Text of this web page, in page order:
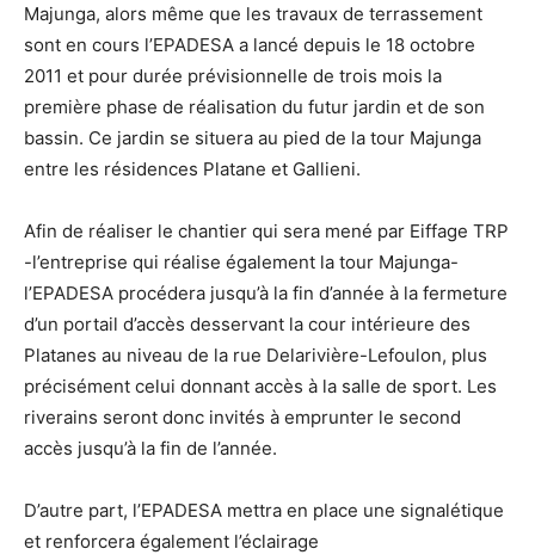
Majunga, alors même que les travaux de terrassement
sont en cours l’EPADESA a lancé depuis le 18 octobre
2011 et pour durée prévisionnelle de trois mois la
première phase de réalisation du futur jardin et de son
bassin. Ce jardin se situera au pied de la tour Majunga
entre les résidences Platane et Gallieni.
Afin de réaliser le chantier qui sera mené par Eiffage TRP
-l’entreprise qui réalise également la tour Majunga-
l’EPADESA procédera jusqu’à la fin d’année à la fermeture
d’un portail d’accès desservant la cour intérieure des
Platanes au niveau de la rue Delarivière-Lefoulon, plus
précisément celui donnant accès à la salle de sport. Les
riverains seront donc invités à emprunter le second
accès jusqu’à la fin de l’année.
D’autre part, l’EPADESA mettra en place une signalétique
et renforcera également l’éclairage